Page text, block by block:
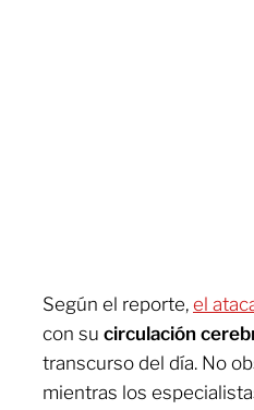
Según el reporte, el
con su circulación
transcurso del día. No
mientras los